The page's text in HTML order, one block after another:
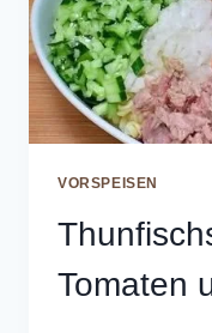
VORSPEISEN
Tomaten